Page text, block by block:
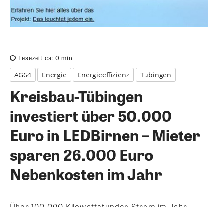
Lesezeit ca: 0 min.
AG64 Energie Energieeffizienz Tübingen
Kreisbau-Tübingen
investiert über 50.000
Euro in LEDBirnen – Mieter
sparen 26.000 Euro
Nebenkosten im Jahr